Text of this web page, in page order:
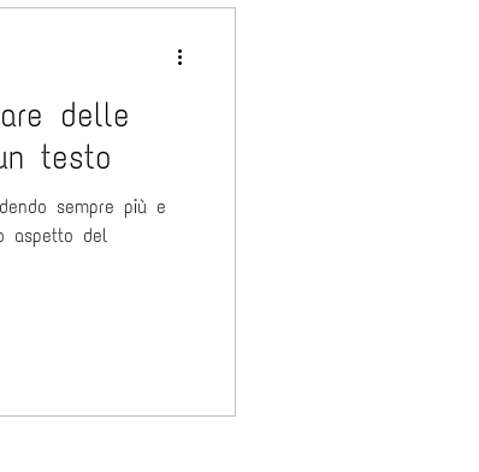
delle
testo
più e
aspetto del